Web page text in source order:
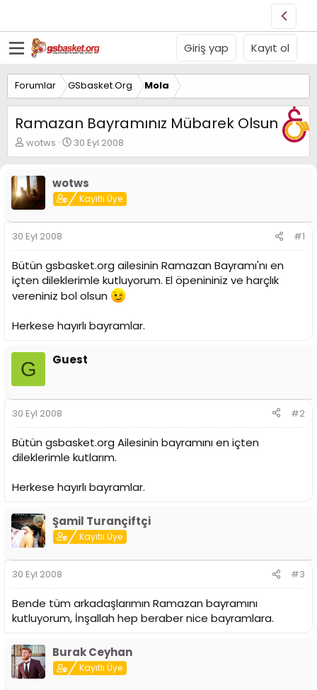
Giriş yap Kayıt ol
Forumlar GSbasket.Org Mola
Ramazan Bayramınız Mübarek Olsun
K
o
u
y
u
B
a
ş
a
t
a
wotws
B
a
l
a
n
g
a
r
i
30 Eyl 2008
wotws
Kayıtlı Üye
30 Eyl 2008 #1
Bütün gsbasket.org ailesinin Ramazan Bayramı'nı en
içten dileklerimle kutluyorum. El öpenininiz ve harçlık
vereniniz bol olsun
Herkese hayırlı bayramlar.
G Guest
30 Eyl 2008 #2
Bütün gsbasket.org Ailesinin bayramını en içten
dileklerimle kutlarım.
Herkese hayırlı bayramlar.
Şamil Turançiftçi
Kayıtlı Üye
30 Eyl 2008 #3
Bende tüm arkadaşlarımın Ramazan bayramını
kutluyorum, İnşallah hep beraber nice bayramlara.
Burak Ceyhan
Kayıtlı Üye